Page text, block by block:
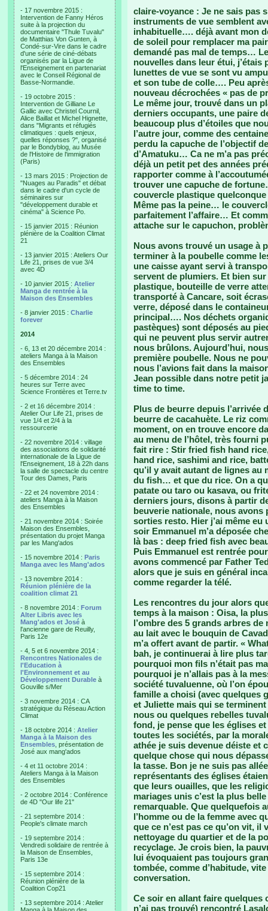
- 17 novembre 2015 :
Intervention de Fanny Héros
suite à la projection du
documentaire "Thule Tuvalu"
de Matthias Von Gunten, à
Condé-sur-Vire dans le cadre
d'une série de ciné-débats
organisés par la Ligue de
l'Enseignement en partenariat
avec le Conseil Régional de
Basse-Normandie.
- 19 octobre 2015 :
Intervention de Gilliane Le
Gallic avec Christel Cournil,
Alice Baillat et Michel Hignette,
dans "Migrants et réfugiés
climatiques : quels enjeux,
quelles réponses ?", organisé
par le Bondyblog, au Musée
de l'Histoire de l'immigration
(Paris)
- 13 mars 2015 : Projection de
"Nuages au Paradis" et débat
dans le cadre d'un cycle de
séminaires sur
"développement durable et
cinéma" à Science Po.
- 15 janvier 2015 : Réunion
plénière de la Coalition Climat
21
- 13 janvier 2015 : Ateliers Our
Life 21, prises de vue 3/4
avec 4D
- 10 janvier 2015 : Atelier
Manga de rentrée à la
Maison des Ensembles
- 8 janvier 2015 : Charlie
forever
2014
- 6, 13 et 20 décembre 2014 :
ateliers Manga à la Maison
des Ensembles
- 5 décembre 2014 : 24
heures sur Terre avec
Science Frontières et Terre.tv
- 2 et 16 décembre 2014 :
Atelier Our Life 21, prises de
vue 1/4 et 2/4 à la
ressourcerie
- 22 novembre 2014 : village
des associations de solidarité
internationale de la Ligue de
l'Enseignement, 18 à 22h dans
la salle de spectacle du centre
Tour des Dames, Paris
- 22 et 24 novembre 2014 :
ateliers Manga à la Maison
des Ensembles
- 21 novembre 2014 : Soirée
Maison des Ensembles,
présentation du projet Manga
par les Mang'ados
- 15 novembre 2014 : Paris
Manga avec les Mang'ados
- 13 novembre 2014 :
Réunion plénière de la
coalition climat 21
- 8 novembre 2014 : Forum
Alter Libris avec les
Mang'ados et José à
l'ancienne gare de Reuilly,
Paris 12e
- 4, 5 et 6 novembre 2014 :
Rencontres Nationales de
l'Education à
l'Environnement et au
Développement Durable à
Gouville s/Mer
- 3 novembre 2014 : CA
stratégique du Réseau Action
Climat
- 18 octobre 2014 : Atelier
Manga à la Maison des
Ensembles , présentation de
José aux mang'ados
- 4 et 11 octobre 2014 :
Ateliers Manga à la Maison
des Ensembles
- 2 octobre 2014 : Conférence
de 4D "Our life 21"
- 21 septembre 2014 :
People's climate march
- 19 septembre 2014 :
Vendredi solidaire de rentrée à
la Maison de Ensembles,
Paris 13e
- 15 septembre 2014 :
Réunion plénière de la
Coalition Cop21
- 13 septembre 2014 : Atelier
claire-voyance : Je ne sais pas
instruments de vue semblent
inhabituelle…. déjà avant mon
de soleil pour remplacer ma
demandé pas mal de temps…
nouvelles dans leur étui, j’étais
lunettes de vue se sont vu
et son tube de colle…. Peu
nouveau décrochées « pas de
Le même jour, trouvé dans un
derniers occupants, une paire
beaucoup plus d’étoiles que
l’autre jour, comme des
perdu la capuche de l’objectif
d’Amatuku… Ca ne m’a pas
déjà un petit pet des années
rapporter comme à
trouver une capuche de
couvercle plastique
Même pas la peine… le
parfaitement l’affaire… Et
attache sur le capuchon,
Nous avons trouvé un usage à
terminer à la poubelle comme
une caisse ayant servi à
servent de plumiers. Et bien
plastique, bouteille de verre
transporté à Cancare, soit
verre, déposé dans le
principal…. Nos déchets
pastèques) sont déposés au
qui ne peuvent plus servir
nous brûlons. Aujourd’hui,
première poubelle. Nous ne
nous l’avions fait dans la
Jean possible dans notre petit
time to time.
Plus de beurre depuis l’arrivée
beurre de cacahuète. Le riz
moment, on en trouve encore
au menu de l’hôtel, très fourni
fait rire : Stir fried fish hand
hand rice, sashimi and rice,
qu’il y avait autant de lignes au
du fish… et que du rice. On a
patate ou taro ou kasava, ou
derniers jours, disons à partir
beuverie nationale, nous avons
sorties resto. Hier j’ai même eu
soir Emmanuel m’a déposée
là bas : deep fried fish avec
Puis Emmanuel est rentrée
avons commencé par Father
alors que je suis en général
comme regarder la télé.
Les rencontres du jour alors
temps à la maison : Oisa, la
l’ombre des 5 grands arbres
au lait avec le bouquin de
m’a offert avant de partir. «
bah, je continuerai à lire plus
pourquoi mon fils n’était pas
pourquoi je n’allais pas à la
société tuvaluenne, où l’on
famille a choisi (avec quelques
et Juliette mais qui se
nous ou quelques rebelles
fond, je pense que les églises
toutes les sociétés, par la
athée je suis devenue déiste et
quelque chose qui nous
la tasse. Bon je ne suis pas
représentants des églises
que leurs ouailles, que les
mariages unis c’est la plus
remarquable. Que quelquefois
l’homme ou de la femme avec
que ce n’est pas ce qu’on vit,
nettoyage du quartier et de la
recyclage. Je crois bien, la
lui évoquaient pas toujours
tombée, comme d’habitude,
conversation.
Ce soir en allant faire quelques
n’ai pas trouvé) rencontré